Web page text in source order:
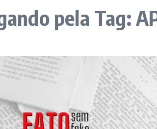
pela Tag: